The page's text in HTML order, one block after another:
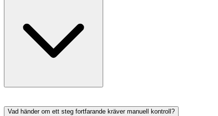
Vad händer om ett steg fortfarande kräver manuell kontroll?